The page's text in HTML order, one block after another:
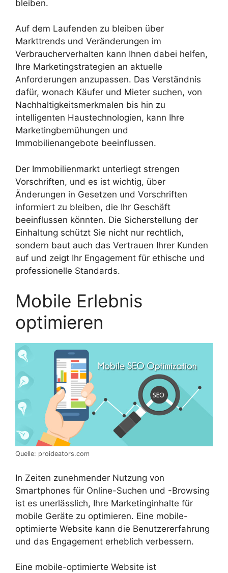
bleiben.
Auf dem Laufenden zu bleiben über
Markttrends und Veränderungen im
Verbraucherverhalten kann Ihnen dabei helfen,
Ihre Marketingstrategien an aktuelle
Anforderungen anzupassen. Das Verständnis
dafür, wonach Käufer und Mieter suchen, von
Nachhaltigkeitsmerkmalen bis hin zu
intelligenten Haustechnologien, kann Ihre
Marketingbemühungen und
Immobilienangebote beeinflussen.
Der Immobilienmarkt unterliegt strengen
Vorschriften, und es ist wichtig, über
Änderungen in Gesetzen und Vorschriften
informiert zu bleiben, die Ihr Geschäft
beeinflussen könnten. Die Sicherstellung der
Einhaltung schützt Sie nicht nur rechtlich,
sondern baut auch das Vertrauen Ihrer Kunden
auf und zeigt Ihr Engagement für ethische und
professionelle Standards.
Mobile Erlebnis
optimieren
Quelle: proideators.com
In Zeiten zunehmender Nutzung von
Smartphones für Online-Suchen und -Browsing
ist es unerlässlich, Ihre Marketinginhalte für
mobile Geräte zu optimieren. Eine mobile-
optimierte Website kann die Benutzererfahrung
und das Engagement erheblich verbessern.
Eine mobile-optimierte Website ist